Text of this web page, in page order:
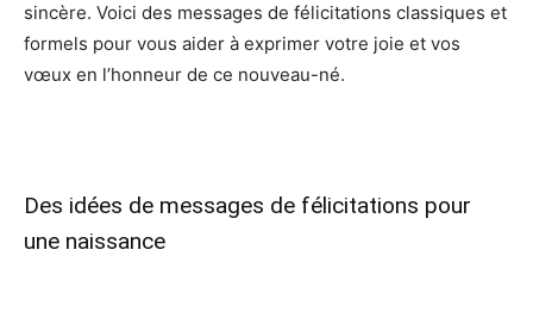
sincère. Voici des messages de félicitations classiques et
formels pour vous aider à exprimer votre joie et vos
vœux en l’honneur de ce nouveau-né.
Des idées de messages de félicitations pour
une naissance